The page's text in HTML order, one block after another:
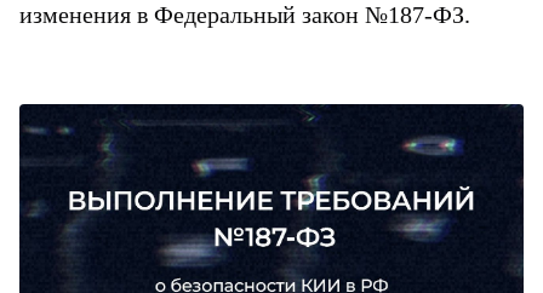
изменения в Федеральный закон №187-ФЗ.